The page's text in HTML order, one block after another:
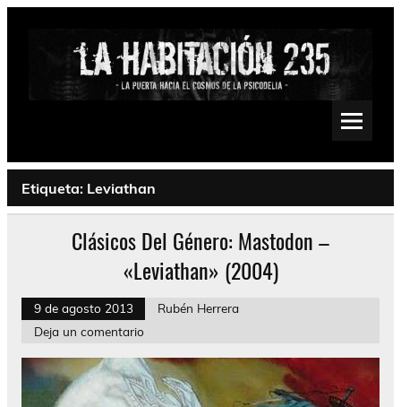
Saltar
Psychedelic, Stoner, Doom, Sludge, Fuzz, Space, Drone
Etiqueta: Leviathan
Clásicos Del Género: Mastodon –
«Leviathan» (2004)
9 de agosto 2013
Rubén Herrera
Deja un comentario